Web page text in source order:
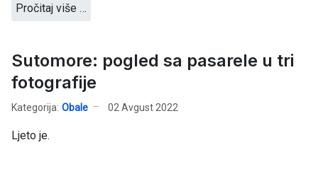
Pročitaj više …
Sutomore: pogled sa pasarele u tri
fotografije
Kategorija: Obale 02 Avgust 2022
Ljeto je.